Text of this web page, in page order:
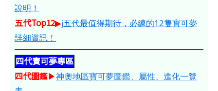
說明！
五代Top12▶j五代最值得期待，必練的12隻寶可夢
詳細資訊！
四代寶可夢專區
四代圖鑑▶神奧地區寶可夢圖鑑、屬性、進化一覽